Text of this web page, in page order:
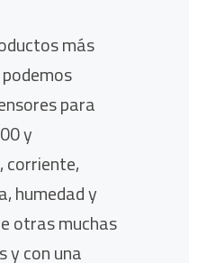
más
para
y
corriente,
humedad y
otras muchas
y con una